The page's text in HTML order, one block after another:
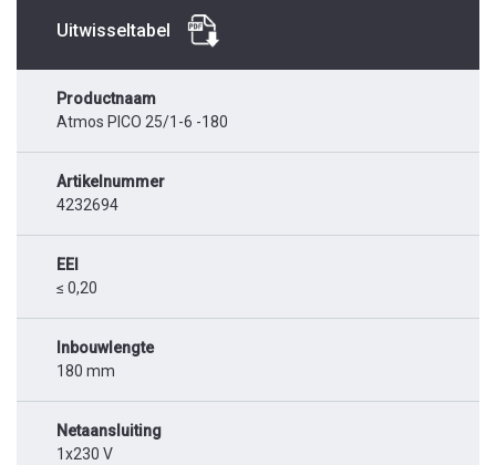
Uitwisseltabel
Productnaam
Atmos PICO 25/1-6 -180
Artikelnummer
4232694
EEI
≤ 0,20
Inbouwlengte
180 mm
Netaansluiting
1x230 V